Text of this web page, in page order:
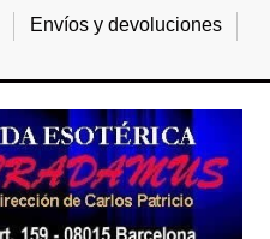
Envíos y devoluciones